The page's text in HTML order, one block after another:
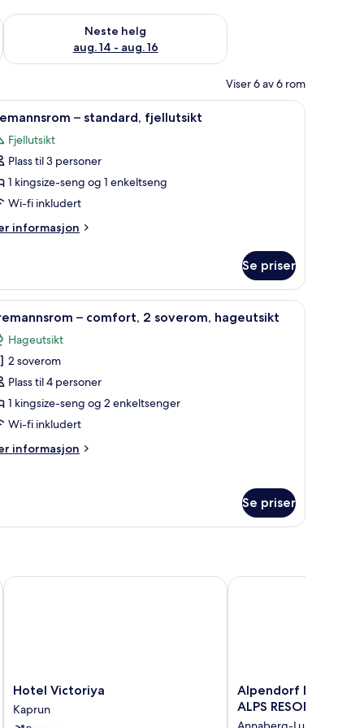
7 - aug. 9
Neste helg
aug. 14 - aug. 16
Sjekk tilgjengelighet for neste helg, aug. 14 - aug. 16
Viser 6 av 6 rom
| Allergitestet sengetøy, skrivebord og wi-fi (inkludert)
Allergitestet sengetøy, skrivebord og wi-fi
3 – standard, fjellutsikt
Fjellutsikt
Plass til 3 personer
1 kingsize-seng og 1 enkeltseng
Wi-fi inkludert
informasjon
Se priser
fi (inkludert) Allergitestet sengetøy, skrivebord og wi-fi
4 – comfort, 2 soverom, hageutsikt
Hageutsikt
2 soverom
Plass til 4 personer
1 kingsize-seng og 2 enkeltsenger
Wi-fi inkludert
informasjon
Se priser
Hotel
Victoriya
Kaprun
Hotel Victoriya
Kaprun
Hotel Victoriya
Alpendorf
Dachstein
Alpendorf
ALPS RESORTS
Alpendorf Dachstein